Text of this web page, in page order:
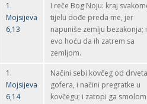
1.
Mojsijeva
6,13
I reče Bog Noju: kraj
tijelu dođe preda me, jer
napuniše zemlju bezakonja; i
evo hoću da ih zatrem sa
zemljom.
1.
Mojsijeva
6,14
Načini sebi kovčeg od drveta
gofera, i načini pregratke u
kovčegu; i zatopi ga smolom